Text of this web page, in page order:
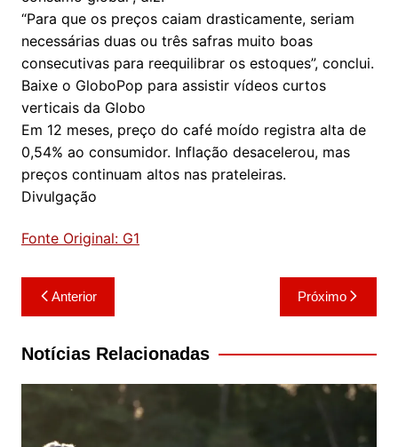
“Para que os preços caiam drasticamente, seriam
necessárias duas ou três safras muito boas
consecutivas para reequilibrar os estoques”, conclui.
Baixe o GloboPop para assistir vídeos curtos
verticais da Globo
Em 12 meses, preço do café moído registra alta de
0,54% ao consumidor. Inflação desacelerou, mas
preços continuam altos nas prateleiras.
Divulgação
Fonte Original: G1
Navegação
de
Post
Anterior Próximo
Notícias Relacionadas